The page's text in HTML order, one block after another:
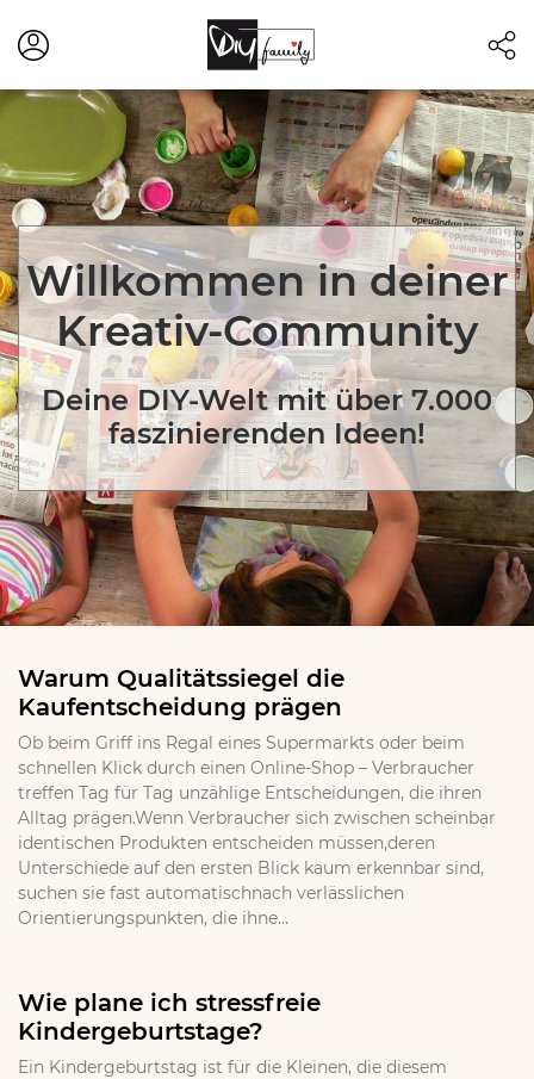
Willkommen in deiner
Kreativ-Community
Deine DIY-Welt mit über 7.000
faszinierenden Ideen!
Warum Qualitätssiegel die
Kaufentscheidung prägen
Ob beim Griff ins Regal eines Supermarkts oder beim
schnellen Klick durch einen Online-Shop – Verbraucher
treffen Tag für Tag unzählige Entscheidungen, die ihren
Alltag prägen.Wenn Verbraucher sich zwischen scheinbar
identischen Produkten entscheiden müssen,deren
Unterschiede auf den ersten Blick kaum erkennbar sind,
suchen sie fast automatischnach verlässlichen
Orientierungspunkten, die ihne...
Wie plane ich stressfreie
Kindergeburtstage?
Ein Kindergeburtstag ist für die Kleinen, die diesem